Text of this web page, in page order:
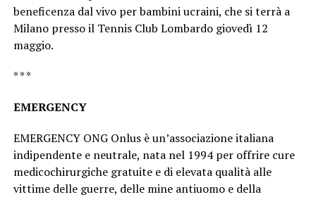
beneficenza dal vivo per bambini ucraini, che si terrà a
Milano presso il Tennis Club Lombardo giovedì 12
maggio.
* * *
EMERGENCY
EMERGENCY ONG Onlus è un’associazione italiana
indipendente e neutrale, nata nel 1994 per offrire cure
medicochirurgiche gratuite e di elevata qualità alle
vittime delle guerre, delle mine antiuomo e della